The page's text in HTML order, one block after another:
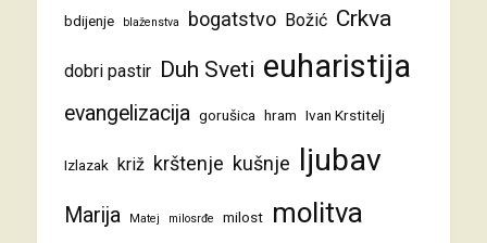
bdijenje blaženstva bogatstvo Božić Crkva
dobri pastir Duh Sveti euharistija
evangelizacija gorušica hram Ivan Krstitelj
Izlazak križ krštenje kušnje ljubav
Marija Matej milosrđe milost molitva